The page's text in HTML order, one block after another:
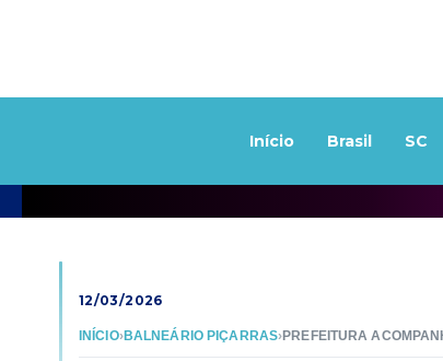
Início Brasil SC
12/03/2026
INÍCIO›BALNEÁRIO PIÇARRAS›